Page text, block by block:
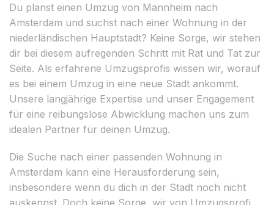
Du planst einen Umzug von Mannheim nach
Amsterdam und suchst nach einer Wohnung in der
niederländischen Hauptstadt? Keine Sorge, wir stehen
dir bei diesem aufregenden Schritt mit Rat und Tat zur
Seite. Als erfahrene Umzugsprofis wissen wir, worauf
es bei einem Umzug in eine neue Stadt ankommt.
Unsere langjährige Expertise und unser Engagement
für eine reibungslose Abwicklung machen uns zum
idealen Partner für deinen Umzug.
Die Suche nach einer passenden Wohnung in
Amsterdam kann eine Herausforderung sein,
insbesondere wenn du dich in der Stadt noch nicht
auskennst. Doch keine Sorge, wir von Umzugsprofi